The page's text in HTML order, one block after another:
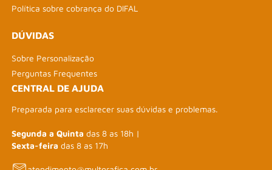
Política sobre cobrança do DIFAL
DÚVIDAS
Sobre Personalização
Perguntas Frequentes
CENTRAL DE AJUDA
Preparada para esclarecer suas dúvidas e problemas.
Segunda a Quinta das 8 as 18h |
Sexta-feira das 8 as 17h